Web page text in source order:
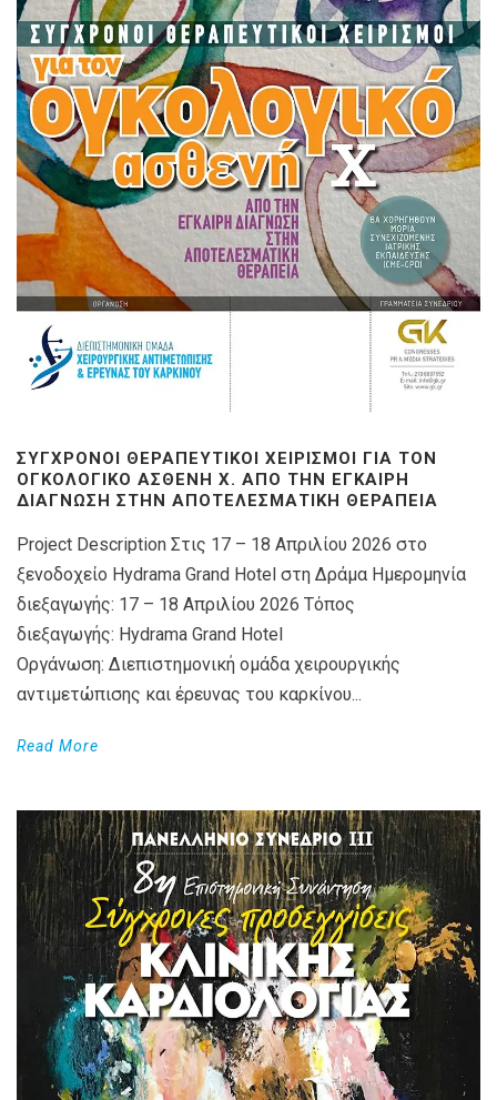
ΣΎΓΧΡΟΝΟΙ ΘΕΡΑΠΕΥΤΙΚΟΊ ΧΕΙΡΙΣΜΟΊ ΓΙΑ ΤΟΝ
ΟΓΚΟΛΟΓΙΚΌ ΑΣΘΕΝΉ X. ΑΠΌ ΤΗΝ ΈΓΚΑΙΡΗ
ΔΙΆΓΝΩΣΗ ΣΤΗΝ ΑΠΟΤΕΛΕΣΜΑΤΙΚΉ ΘΕΡΑΠΕΊΑ
Project Description Στις 17 – 18 Απριλίου 2026 στο
ξενοδοχείο Hydrama Grand Hotel στη Δράμα Ημερομηνία
διεξαγωγής: 17 – 18 Απριλίου 2026 Τόπος
διεξαγωγής: Hydrama Grand Hotel
Οργάνωση: Διεπιστημονική ομάδα χειρουργικής
αντιμετώπισης και έρευνας του καρκίνου...
Read More